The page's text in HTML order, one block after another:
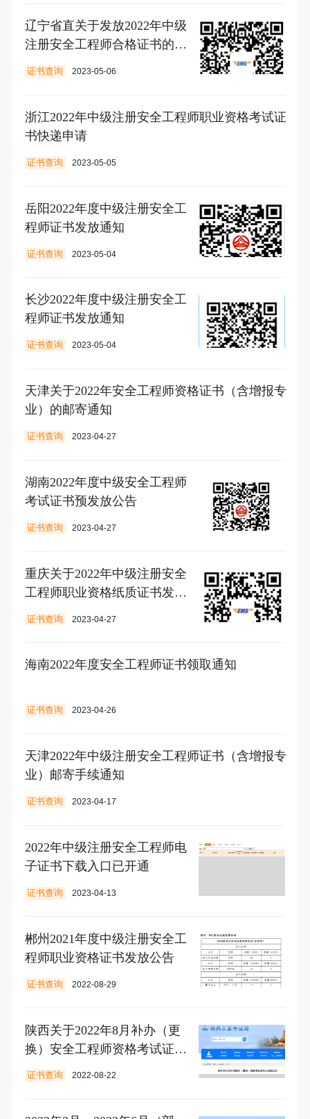
辽宁省直关于发放2022年中级
注册安全工程师合格证书的通
知
证书查询 2023-05-06
浙江2022年中级注册安全工程师职业资格考试证
书快递申请
证书查询 2023-05-05
岳阳2022年度中级注册安全工
程师证书发放通知
证书查询 2023-05-04
长沙2022年度中级注册安全工
程师证书发放通知
证书查询 2023-05-04
天津关于2022年安全工程师资格证书（含增报专
业）的邮寄通知
证书查询 2023-04-27
湖南​2022年度中级安全工程师
考试证书预发放公告
证书查询 2023-04-27
重庆关于2022年中级注册安全
工程师职业资格纸质证书发放
的通知
证书查询 2023-04-27
海南2022年度安全工程师证书领取通知
证书查询 2023-04-26
天津2022年中级注册安全工程师证书（含增报专
业）邮寄手续通知
证书查询 2023-04-17
2022年中级注册安全工程师电
子证书下载入口已开通
证书查询 2023-04-13
郴州2021年度中级注册安全工
程师职业资格证书发放公告
证书查询 2022-08-29
陕西关于2022年8月补办（更
换）安全工程师资格考试证书
人员的公示
证书查询 2022-08-22